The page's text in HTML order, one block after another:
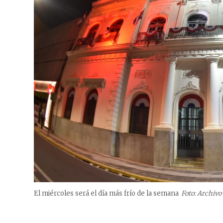
El miércoles será el día más frío de la semana Foto: Archivo